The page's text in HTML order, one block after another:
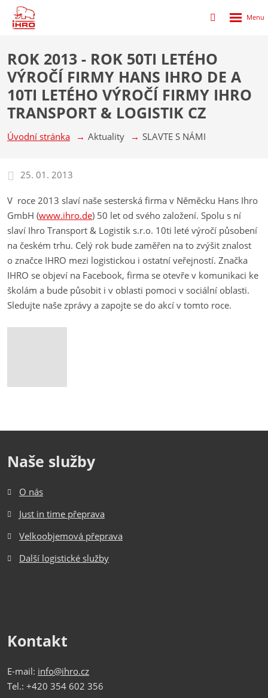
Přihlášení
zóny
ROK 2013 - ROK 50TI LETÉHO
VÝROČÍ FIRMY HANS IHRO DE A
10TI LETÉHO VÝROČÍ FIRMY IHRO
TRANSPORT & LOGISTIK CZ
Úvodní stránka Aktuality SLAVTE S NÁMI
25. 01. 2013
V roce 2013 slaví naše sesterská firma v Něměcku Hans Ihro
GmbH (www.ihro.de) 50 let od svého založení. Spolu s ní
slaví Ihro Transport & Logistik s.r.o. 10ti leté výročí působení
na českém trhu. Celý rok bude zaměřen na to zvýšit znalost
o značce IHRO mezi logistickou i ostatní veřejností. Značka
IHRO se objeví na Facebook, firma se otevře v komunikaci ke
školám a bude působit i v oblasti pomoci v sociální oblasti.
Sledujte naše zprávy a zapojte se do akcí v tomto roce.
Naše služby
O nás
Just in time přeprava
Velkoobjemová přeprava
Další logistické služby
Kontakt
E-mail: info@ihro.cz
Tel.: +420 354 602 356